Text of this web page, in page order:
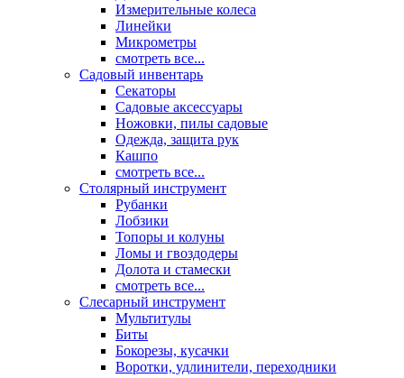
Измерительные колеса
Линейки
Микрометры
смотреть все...
Садовый инвентарь
Секаторы
Садовые аксессуары
Ножовки, пилы садовые
Одежда, защита рук
Кашпо
смотреть все...
Столярный инструмент
Рубанки
Лобзики
Топоры и колуны
Ломы и гвоздодеры
Долота и стамески
смотреть все...
Слесарный инструмент
Мультитулы
Биты
Бокорезы, кусачки
Воротки, удлинители, переходники